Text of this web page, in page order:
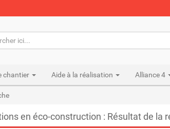
chantier Aide à la réalisation Alliance 4
en éco-construction : Résultat de la